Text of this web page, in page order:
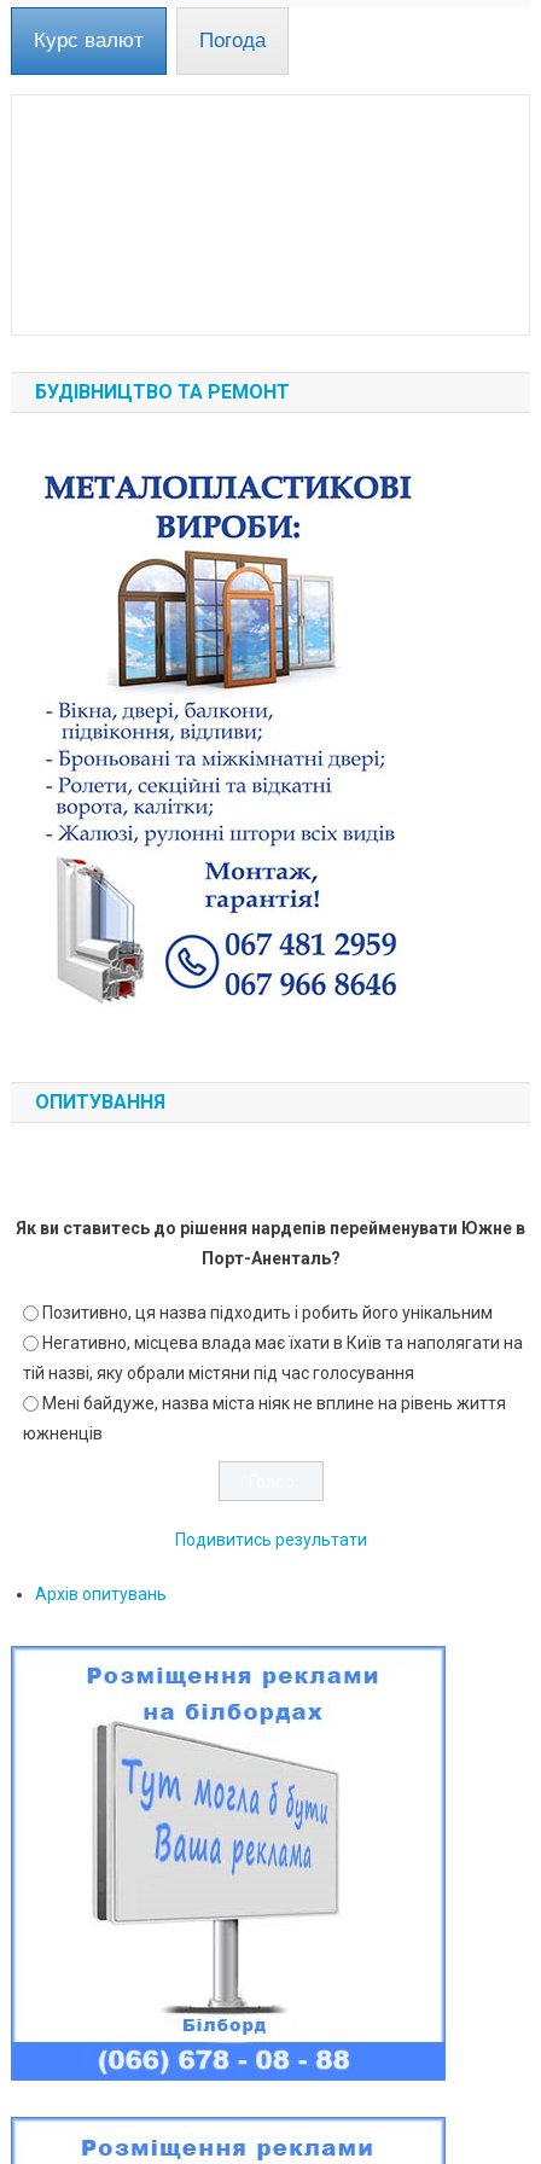
Курс валют Погода
БУДІВНИЦТВО ТА РЕМОНТ
ОПИТУВАННЯ
Як ви ставитесь до рішення нардепів перейменувати Южне в
Порт-Аненталь?
Позитивно, ця назва підходить і робить його унікальним
Негативно, місцева влада має їхати в Київ та наполягати на
тій назві, яку обрали містяни під час голосування
Мені байдуже, назва міста ніяк не вплине на рівень життя
южненців
Подивитись результати
Архів опитувань